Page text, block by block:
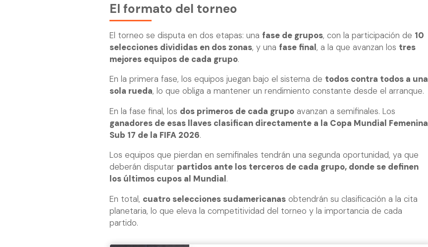
El formato del torneo
El torneo se disputa en dos etapas: una fase de grupos, con la participación de 10
selecciones divididas en dos zonas, y una fase final, a la que avanzan los tres
mejores equipos de cada grupo.
En la primera fase, los equipos juegan bajo el sistema de todos contra todos a una
sola rueda, lo que obliga a mantener un rendimiento constante desde el arranque.
En la fase final, los dos primeros de cada grupo avanzan a semifinales. Los
ganadores de esas llaves clasifican directamente a la Copa Mundial Femenina
Sub 17 de la FIFA 2026.
Los equipos que pierdan en semifinales tendrán una segunda oportunidad, ya que
deberán disputar partidos ante los terceros de cada grupo, donde se definen
los últimos cupos al Mundial .
En total, cuatro selecciones sudamericanas obtendrán su clasificación a la cita
planetaria, lo que eleva la competitividad del torneo y la importancia de cada
partido.